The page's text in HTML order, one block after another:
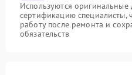
Используются
сертификацию специалисты,
работу после ремонта и
обязательств